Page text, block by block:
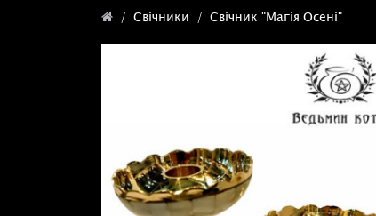
Свічники Свічник "Магія Осені"